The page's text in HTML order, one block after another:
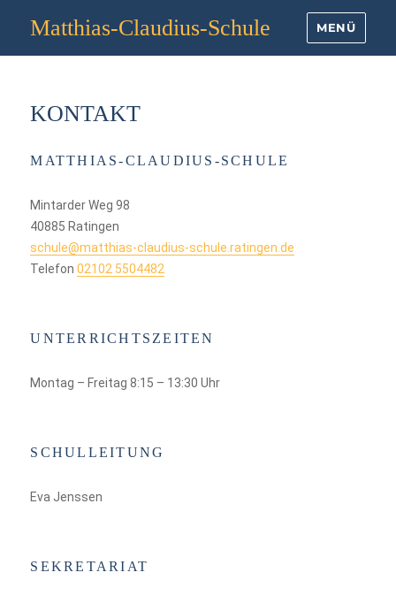
Matthias-Claudius-Schule MENÜ
KONTAKT
MATTHIAS-CLAUDIUS-SCHULE
Mintarder Weg 98
40885 Ratingen
schule@matthias-claudius-schule.ratingen.de
Telefon02102 5504482
UNTERRICHTSZEITEN
Montag – Freitag 8:15 – 13:30 Uhr
SCHULLEITUNG
Eva Jenssen
SEKRETARIAT